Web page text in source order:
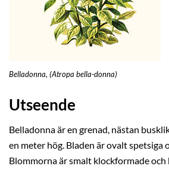
Belladonna, (Atropa bella-donna)
Utseende
Belladonna är en grenad, nästan
en meter hög. Bladen är ovalt spetsiga
Blommorna är smalt klockformade